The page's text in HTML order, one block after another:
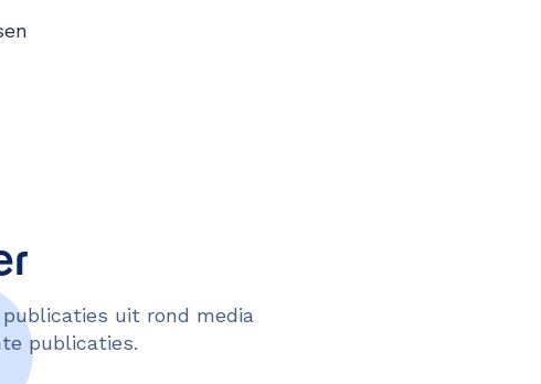
uit rond media
publicaties.